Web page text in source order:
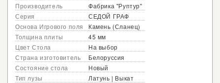
Производитель
Фабрика "Руптур"
Серия
СЕДОЙ ГРАФ
Основа Игрового поля
Камень (Сланец)
Толщина плиты
45 мм
Цвет Стола
На выбор
Страна изготовитель
Белоруссия
Состояние стола
Новый
Тип лузы
Латунь | Выкат